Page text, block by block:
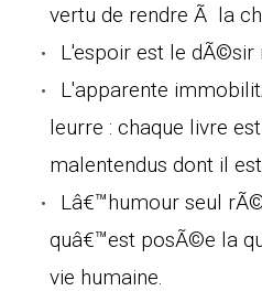
vertu de rendre Ã la
L'espoir est le
L'apparente
leurre : chaque livre
malentendus dont il
Lâ€™humour seul
quâ€™est posÃ©e la
vie humaine.